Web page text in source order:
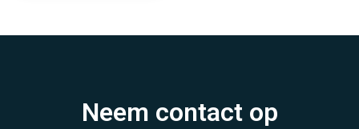
Neem contact op